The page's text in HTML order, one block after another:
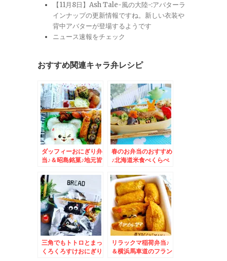
【11月8日】Ash Tale-風の大陸-:アバターラ
インナップの更新情報ですね。新しい衣装や
背中アバターが登場するようです
ニュース速報をチェック
おすすめ関連キャラ弁レシピ
ダッフィーおにぎり弁
当♪＆昭島銘菓♪地元皆
春のお弁当のおすすめ
♪北海道米食べくらべ
三角でもトトロとまっ
くろくろすけおにぎり
リラックマ稲荷弁当♪
＆横浜馬車道のフラン